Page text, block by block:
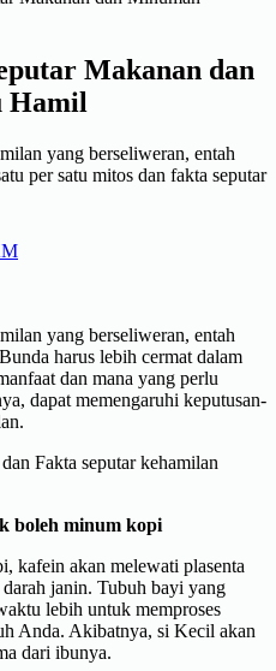
Makanan dan
Hamil
yang berseliweran, entah
per satu mitos dan fakta seputar
yang berseliweran, entah
harus lebih cermat dalam
dan mana yang perlu
dapat memengaruhi keputusan-
Fakta seputar kehamilan
boleh minum kopi
kafein akan melewati plasenta
janin. Tubuh bayi yang
lebih untuk memproses
Anda. Akibatnya, si Kecil akan
dari ibunya.